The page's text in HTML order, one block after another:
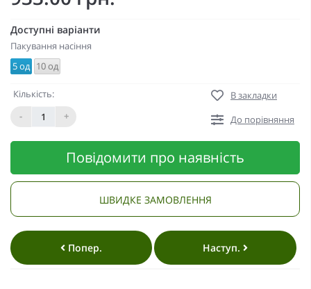
Доступні варіанти
Пакування насіння
5 од 10 од
Кількість:
-
+
В закладки
До порівняння
Повідомити про наявність
ШВИДКЕ ЗАМОВЛЕННЯ
Попер. Наступ.